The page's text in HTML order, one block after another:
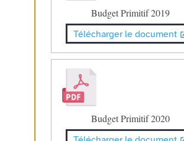
Budget Primitif 2019
Télécharger le document
Budget Primitif 2020